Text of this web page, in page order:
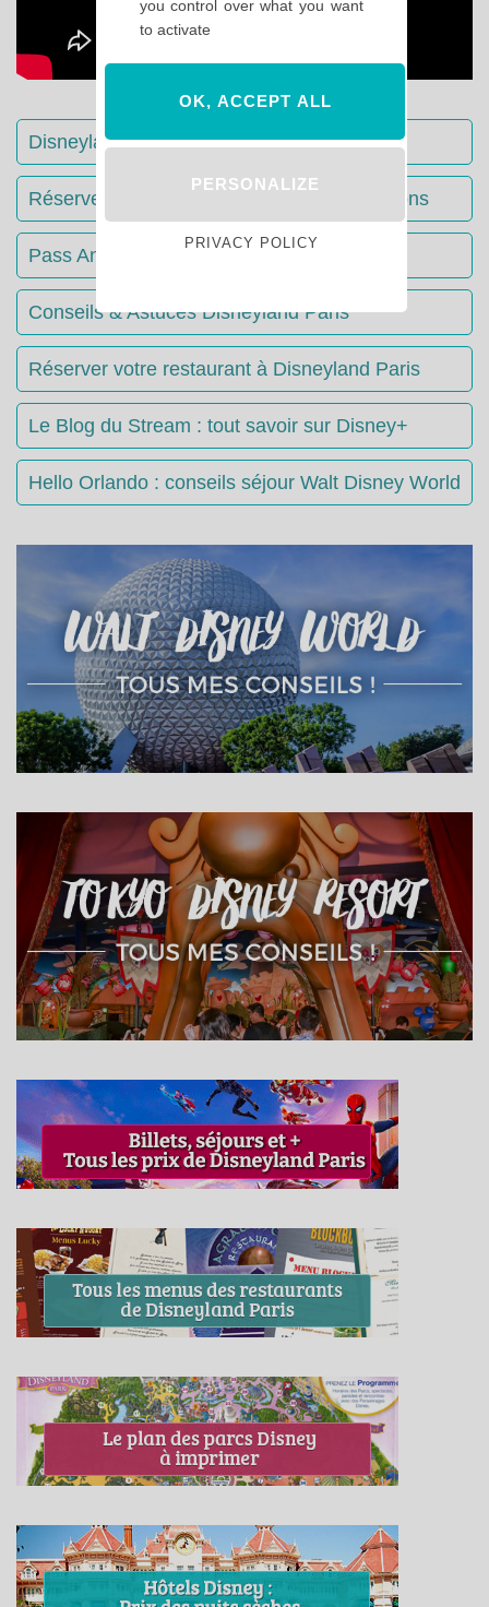
Disneyland Paris : Le guide complet
Réserver votre séjour : toutes les informations
Pass Annuels Disney : informations
Conseils & Astuces Disneyland Paris
Réserver votre restaurant à Disneyland Paris
Le Blog du Stream : tout savoir sur Disney+
Hello Orlando : conseils séjour Walt Disney World
you control over what you want
to activate
OK, ACCEPT ALL
PERSONALIZE
PRIVACY POLICY